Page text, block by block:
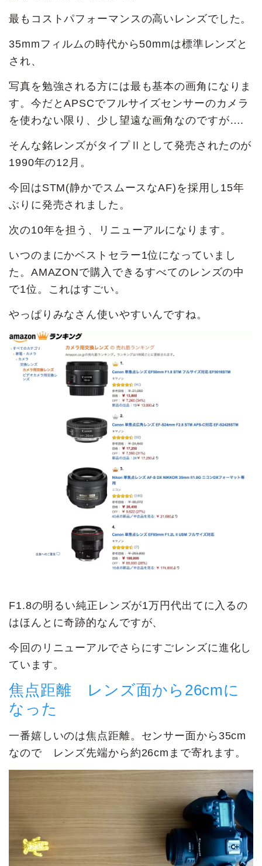
最もコストパフォーマンスの高いレンズでした。
35mmフィルムの時代から50mmは標準レンズと
され、
写真を勉強される方には最も基本の画角になりま
す。今だとAPSCでフルサイズセンサーのカメラ
を使わない限り、少し望遠な画角なのですが….
そんな銘レンズがタイプⅡとして発売されたのが
1990年の12月。
今回はSTM(静かでスムースなAF)を採用し15年
ぶりに発売されました。
次の10年を担う、リニューアルになります。
いつのまにかベストセラー1位になっていまし
た。AMAZONで購入できるすべてのレンズの中
で1位。これはすごい。
やっぱりみなさん使いやすいんですね。
F1.8の明るい純正レンズが1万円代出てに入るの
はほんとに奇跡的なんですが、
今回のリニューアルでさらにすごレンズに進化し
ています。
焦点距離 レンズ面から26cmに
なった
一番嬉しいのは焦点距離。センサー面から35cm
なので レンズ先端から約26cmまで寄れます。